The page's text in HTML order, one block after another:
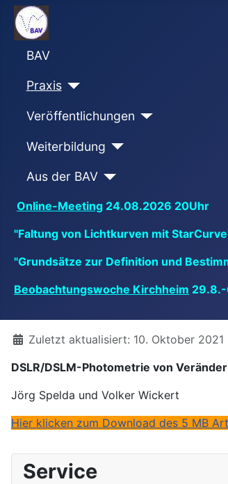
BAV
Praxis
Veröffentlichungen
Weiterbildung
Aus der BAV
Online-Meeting 24.08.2026 20Uhr
"Faltung von Lichtkurven mit
"Grundsätze zur Definition und
Beobachtungswoche Kirchheim
DetailsZuletzt aktualisiert: 10. Oktober 2021
DSLR/DSLM-Photometrie von
Jörg Spelda und Volker Wickert
Hier klicken zum Download des 5 MB
Service